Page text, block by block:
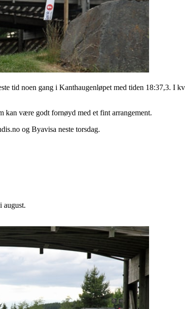
tid noen gang i Kanthaugenløpet med tiden 18:37,3. I
være godt fornøyd med et fint arrangement.
og Byavisa neste torsdag.
august.